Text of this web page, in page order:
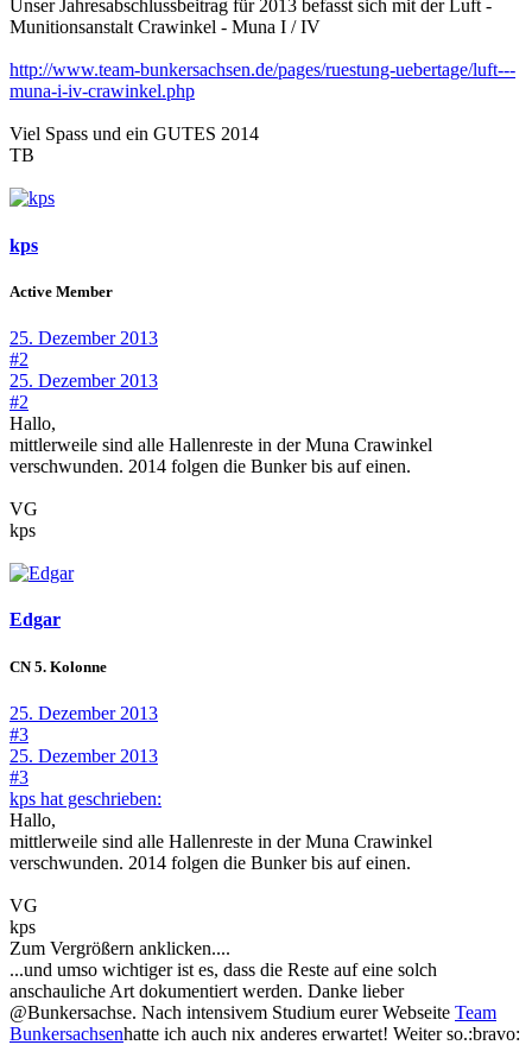
Unser Jahresabschlussbeitrag für 2013 befasst sich mit der Luft -
Munitionsanstalt Crawinkel - Muna I / IV
http://www.team-bunkersachsen.de/pages/ruestung-uebertage/luft---
muna-i-iv-crawinkel.php
Viel Spass und ein GUTES 2014
TB
kps
Active Member
25. Dezember 2013
#2
25. Dezember 2013
#2
Hallo,
mittlerweile sind alle Hallenreste in der Muna Crawinkel
verschwunden. 2014 folgen die Bunker bis auf einen.
VG
kps
Edgar
CN 5. Kolonne
25. Dezember 2013
#3
25. Dezember 2013
#3
kps hat geschrieben:
Hallo,
mittlerweile sind alle Hallenreste in der Muna Crawinkel
verschwunden. 2014 folgen die Bunker bis auf einen.
VG
kps
Zum Vergrößern anklicken....
...und umso wichtiger ist es, dass die Reste auf eine solch
anschauliche Art dokumentiert werden. Danke lieber
@Bunkersachse. Nach intensivem Studium eurer Webseite Team
Bunkersachsenhatte ich auch nix anderes erwartet! Weiter so.:bravo: